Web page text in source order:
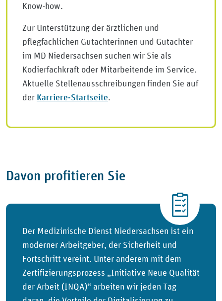
Know-how.
Zur Unterstützung der ärztlichen und
pflegfachlichen Gutachterinnen und Gutachter
im MD Niedersachsen suchen wir Sie als
Kodierfachkraft oder Mitarbeitende im Service.
Aktuelle Stellenausschreibungen finden Sie auf
der Karriere-Startseite.
Davon profitieren Sie
Der Medizinische Dienst Niedersachsen ist ein
moderner Arbeitgeber, der Sicherheit und
Fortschritt vereint. Unter anderem mit dem
Zertifizierungsprozess „Initiative Neue Qualität
der Arbeit (INQA)“ arbeiten wir jeden Tag